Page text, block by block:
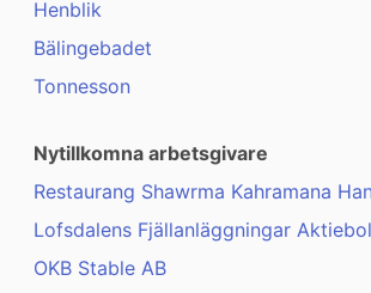
Henblik
Bälingebadet
Tonnesson
Nytillkomna arbetsgivare
Restaurang Shawrma Kahramana
Lofsdalens Fjällanläggningar
OKB Stable AB